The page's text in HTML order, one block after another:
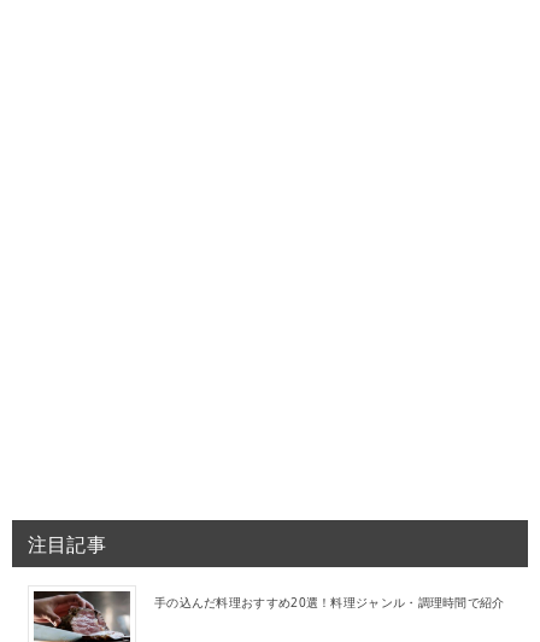
注目記事
手の込んだ料理おすすめ20選！料理ジャンル・調理時間で紹介